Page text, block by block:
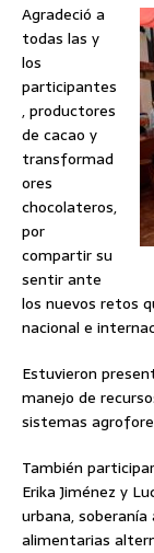
Agradeció a
todas las y
los
participantes
, productores
de cacao y
transformad
ores
chocolateros,
por
compartir su
sentir ante
los nuevos retos
nacional e
Estuvieron
manejo de
sistemas
También
Erika Jiménez y
urbana,
alimentarias